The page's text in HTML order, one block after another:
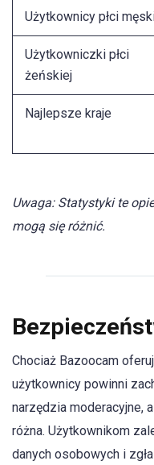
Użytkownicy płci
Użytkowniczki płci
żeńskiej
Najlepsze kraje
Uwaga: Statystyki te
mogą się różnić.
Chociaż Bazoocam
użytkownicy powinni
narzędzia moderacyjne,
różna. Użytkownikom
danych osobowych i